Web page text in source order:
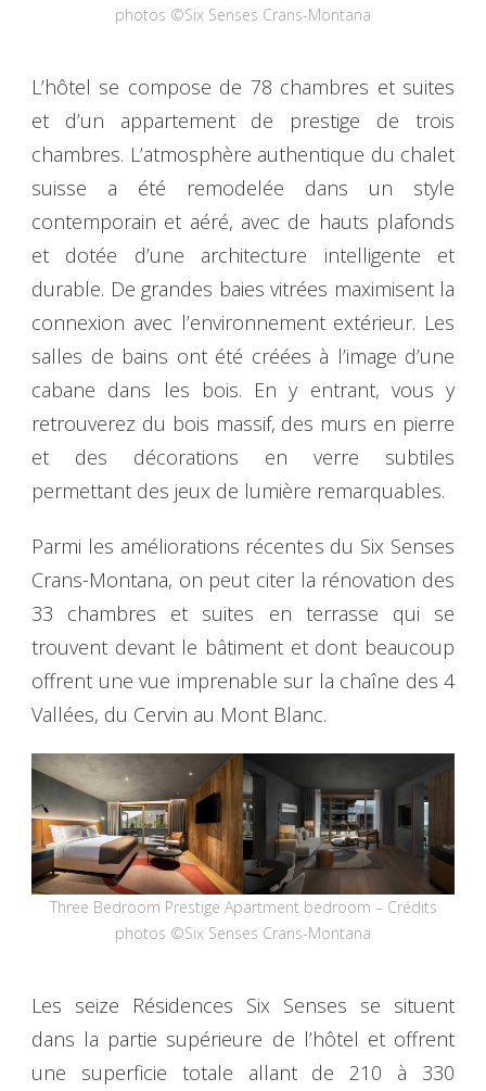
photos ©Six Senses Crans-Montana
L’hôtel se compose de 78 chambres et suites
et d’un appartement de prestige de trois
chambres. L’atmosphère authentique du chalet
suisse a été remodelée dans un style
contemporain et aéré, avec de hauts plafonds
et dotée d’une architecture intelligente et
durable. De grandes baies vitrées maximisent la
connexion avec l’environnement extérieur. Les
salles de bains ont été créées à l’image d’une
cabane dans les bois. En y entrant, vous y
retrouverez du bois massif, des murs en pierre
et des décorations en verre subtiles
permettant des jeux de lumière remarquables.
Parmi les améliorations récentes du Six Senses
Crans-Montana, on peut citer la rénovation des
33 chambres et suites en terrasse qui se
trouvent devant le bâtiment et dont beaucoup
offrent une vue imprenable sur la chaîne des 4
Vallées, du Cervin au Mont Blanc.
Three Bedroom Prestige Apartment bedroom – Crédits
photos ©Six Senses Crans-Montana
Les seize Résidences Six Senses se situent
dans la partie supérieure de l’hôtel et offrent
une superficie totale allant de 210 à 330